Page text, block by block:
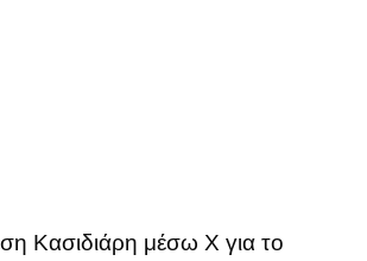
Κασιδιάρη μέσω Χ για το